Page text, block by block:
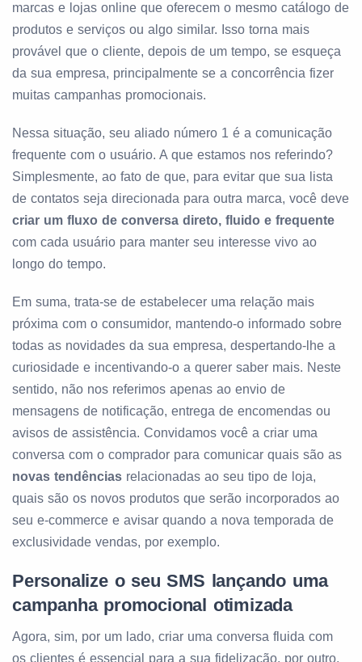
marcas e lojas online que oferecem o mesmo catálogo de
produtos e serviços ou algo similar. Isso torna mais
provável que o cliente, depois de um tempo, se esqueça
da sua empresa, principalmente se a concorrência fizer
muitas campanhas promocionais.
Nessa situação, seu aliado número 1 é a comunicação
frequente com o usuário. A que estamos nos referindo?
Simplesmente, ao fato de que, para evitar que sua lista
de contatos seja direcionada para outra marca, você deve
criar um fluxo de conversa direto, fluido e frequente
com cada usuário para manter seu interesse vivo ao
longo do tempo.
Em suma, trata-se de estabelecer uma relação mais
próxima com o consumidor, mantendo-o informado sobre
todas as novidades da sua empresa, despertando-lhe a
curiosidade e incentivando-o a querer saber mais. Neste
sentido, não nos referimos apenas ao envio de
mensagens de notificação, entrega de encomendas ou
avisos de assistência. Convidamos você a criar uma
conversa com o comprador para comunicar quais são as
novas tendências relacionadas ao seu tipo de loja,
quais são os novos produtos que serão incorporados ao
seu e-commerce e avisar quando a nova temporada de
exclusividade vendas, por exemplo.
Personalize o seu SMS lançando uma
campanha promocional otimizada
Agora, sim, por um lado, criar uma conversa fluida com
os clientes é essencial para a sua fidelização, por outro,